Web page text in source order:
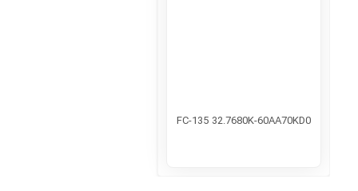
FC-135 32.7680K-60AA70KD0